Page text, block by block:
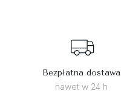
Bezpłatna dostawa
nawet w 24 h